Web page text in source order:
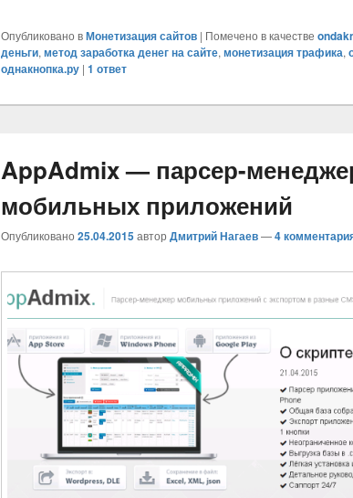
Опубликовано вМонетизация сайтов | Помечено в качестве
деньги,метод заработка денег на сайте,монетизация трафика,
однакнопка.ру | 1 ответ
AppAdmix — парсер-
мобильных приложений
Опубликовано 25.04.2015автор Дмитрий Нагаев—4